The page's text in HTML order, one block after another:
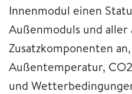
Innenmodul einen
Außenmoduls und aller
Zusatzkomponenten
Außentemperatur,
und